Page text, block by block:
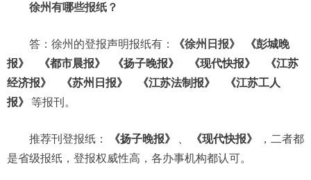
徐州有哪些报纸？
答：徐州的登报声明报纸有： 《徐州日报》
《彭城晚
报》
《都市晨报》 《扬子晚报》 《现代快报》
《江苏
经济报》
《苏州日报》 《江苏法制报》
《江苏工人
报》
等报刊。
推荐刊登报纸： 《扬子晚报》 《现代快报》
，二者都
是省级报纸，登报权威性高，各办事机构都认可。